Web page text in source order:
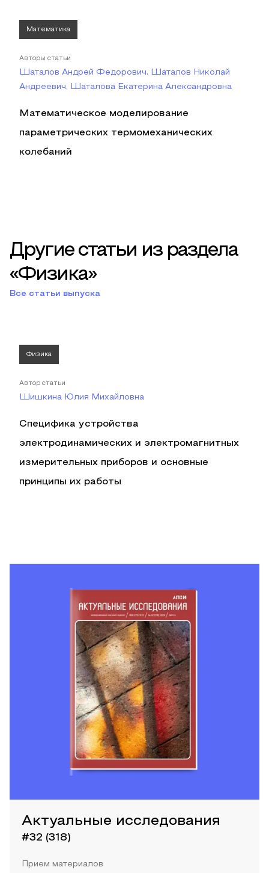
Математика
Авторы статьи
Шаталов Андрей Федорович, Шаталов Николай
Андреевич, Шаталова Екатерина Александровна
Математическое моделирование
параметрических термомеханических
колебаний
Другие статьи из раздела
«Физика»
Все статьи выпуска
Физика
Автор статьи
Шишкина Юлия Михайловна
Специфика устройства
электродинамических и электромагнитных
измерительных приборов и основные
принципы их работы
Актуальные исследования
#32 (318)
Прием материалов